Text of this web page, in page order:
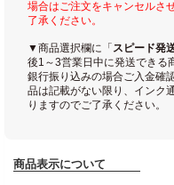
場合はご注文をキャンセルさ
了承ください。
▼商品選択欄に「 スピード発
後1～3営業日中に発送できる
銀行振り込みの場合ご入金確
品は記載がない限り、インク
りますのでご了承ください。
商品表示について